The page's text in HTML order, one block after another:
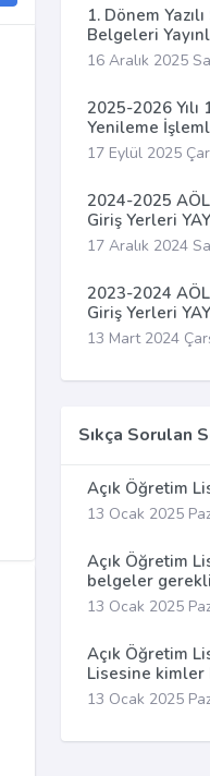
1. Dönem
Belgeleri
16 Aralık 2025
2025-2026 Yılı
Yenileme
17 Eylül 2025
2024-2025
Giriş Yerleri
17 Aralık 2024
2023-2024
Giriş Yerleri
13 Mart 2024
Sıkça Sorulan
Açık Öğretim
13 Ocak 2025
Açık Öğretim
belgeler
13 Ocak 2025
Açık Öğretim
Lisesine kimler
13 Ocak 2025